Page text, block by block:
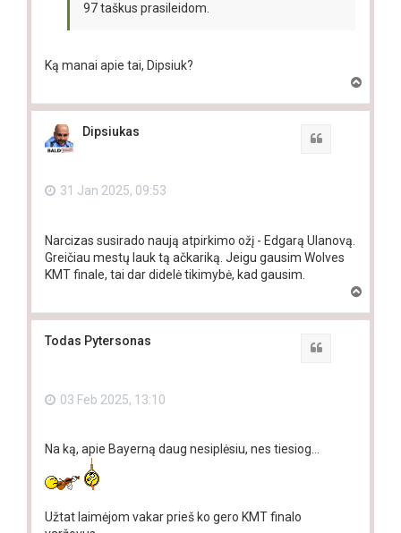
97 taškus prasileidom.
Ką manai apie tai, Dipsiuk?
p
Dipsiukas
31 Jan 2025, 09:53
Narcizas susirado naują atpirkimo ožį - Edgarą Ulanovą.
Greičiau mestų lauk tą ačkariką. Jeigu gausim Wolves
KMT finale, tai dar didelė tikimybė, kad gausim.
p
Todas Pytersonas
03 Feb 2025, 13:10
Na ką, apie Bayerną daug nesiplėsiu, nes tiesiog...
Užtat laimėjom vakar prieš ko gero KMT finalo